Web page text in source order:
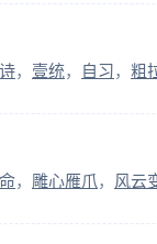
壹统 自习 粗
雕心雁爪 风云